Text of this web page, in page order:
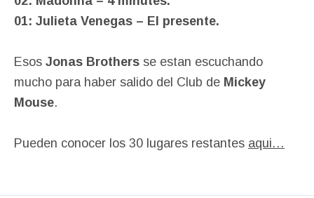
01: Julieta Venegas – El presente.
Esos Jonas Brothers se estan escuchando
mucho para haber salido del Club de Mickey
Mouse.
Pueden conocer los 30 lugares restantes aqui…